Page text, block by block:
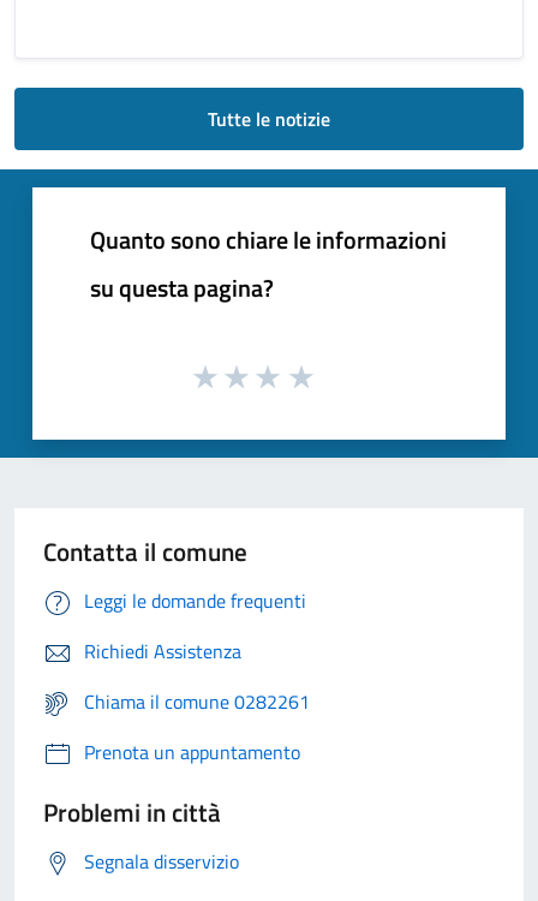
Tutte le notizie
Quanto sono chiare le informazioni
su questa pagina?
Contatta il comune
Leggi le domande frequenti
Richiedi Assistenza
Chiama il comune 0282261
Prenota un appuntamento
Problemi in città
Segnala disservizio